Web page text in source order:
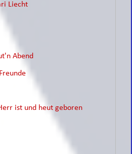
Liecht
Abend
ist und heut geboren